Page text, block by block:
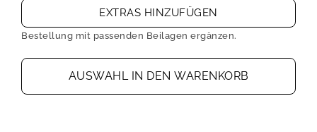
EXTRAS HINZUFÜGEN
Bestellung mit passenden Beilagen ergänzen.
AUSWAHL IN DEN WARENKORB